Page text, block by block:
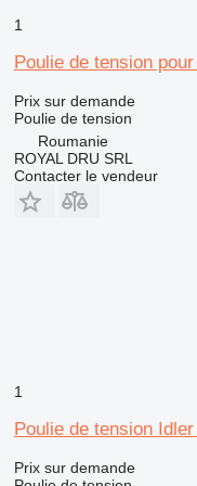
1
Poulie de tension
Prix sur demande
Poulie de tension
Roumanie
ROYAL DRU SRL
Contacter le vendeur
1
Poulie de tension
Prix sur demande